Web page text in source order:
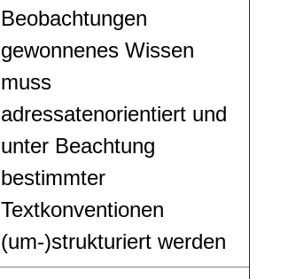
Beobachtungen
gewonnenes Wissen
muss
adressatenorientiert und
unter Beachtung
bestimmter
Textkonventionen
(um-)strukturiert werden